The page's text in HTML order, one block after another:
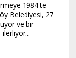
1984'te
Belediyesi, 27
ve bir
ilerliyor...